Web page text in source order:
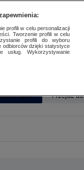
Przejdź do
profili w celu personalizacji
Tworzenie profili w celu
profili do wyboru
odbiorców dzięki statystyce
Wykorzystywanie